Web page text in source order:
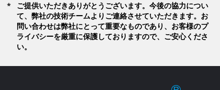
ご提供いただきありがとうございます。今後の協力につい
て、弊社の技術チームよりご連絡させていただきます。お
問い合わせは弊社にとって重要なものであり、お客様のプ
ライバシーを厳重に保護しておりますので、ご安心くださ
い。